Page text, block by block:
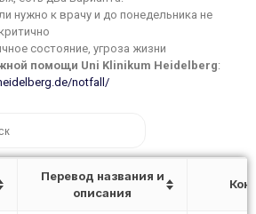
нужно к врачу и до понедельника не
состояние, угроза жизни
помощи Uni Klinikum Heidelberg:
notfall/
Перевод названия и
описания